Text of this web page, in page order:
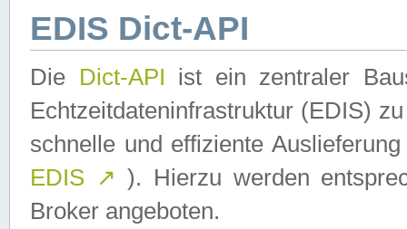
EDIS Dict-API
Die Dict-API ist ein zentraler
Echtzeitdateninfrastruktur (EDIS)
schnelle und effiziente
EDIS ↗ ). Hierzu werden
Broker angeboten.